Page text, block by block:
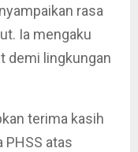
rasa
Ia mengaku
demi lingkungan
terima kasih
PHSS atas